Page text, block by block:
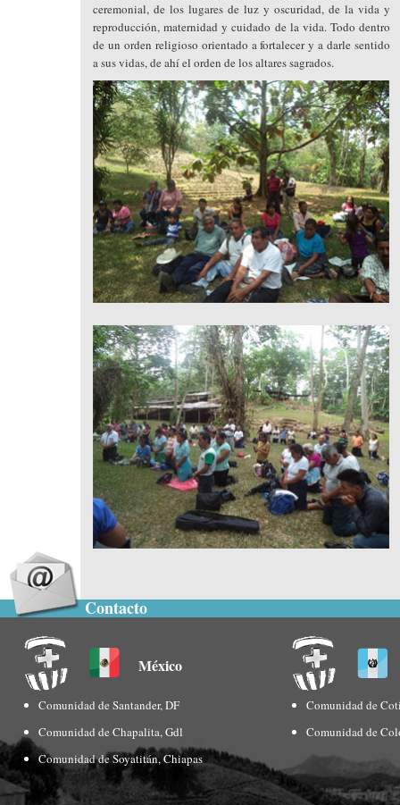
ceremonial, de los lugares de luz y oscuridad, de la vida y
reproducción, maternidad y cuidado de la vida. Todo dentro
de un orden religioso orientado a fortalecer y a darle sentido
a sus vidas, de ahí el orden de los altares sagrados.
Contacto
México
Comunidad de Santander, DF
Comunidad de Chapalita, Gdl
Comunidad de Soyatitán, Chiapas
Comunidad de
Comunidad de